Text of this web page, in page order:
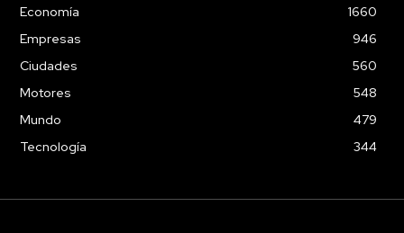
Economía
1660
Empresas
946
Ciudades
560
Motores
548
Mundo
479
Tecnología
344